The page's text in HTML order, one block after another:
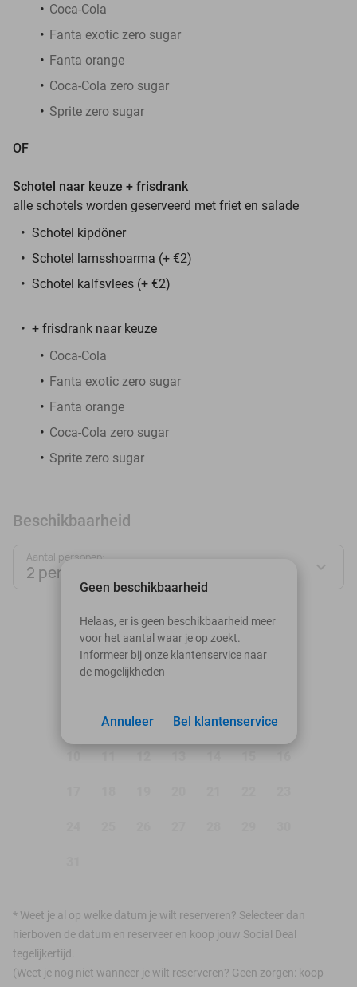
Coca-Cola
Fanta exotic zero sugar
Fanta orange
Coca-Cola zero sugar
Sprite zero sugar
OF
Schotel naar keuze + frisdrank
alle schotels worden geserveerd met friet en salade
Schotel kipdöner
Schotel lamsshoarma (+ €2)
Schotel kalfsvlees (+ €2)
+ frisdrank naar keuze
Coca-Cola
Fanta exotic zero sugar
Fanta orange
Coca-Cola zero sugar
Sprite zero sugar
Beschikbaarheid
Aantal personen:
2 personen
augustus 2026
Ma
Di Wo Do Vr
4 5 6 7 8
* Weet je al op welke datum je wilt reserveren? Selecteer dan
hierboven de datum en reserveer en koop jouw Social Deal
tegelijkertijd.
(Weet je nog niet wanneer je wilt reserveren? Geen zorgen: koop
Geen beschikbaarheid
Helaas, er is geen beschikbaarheid meer
voor het aantal waar je op zoekt.
Informeer bij onze klantenservice naar
de mogelijkheden
Bel klantenservice
Annuleer